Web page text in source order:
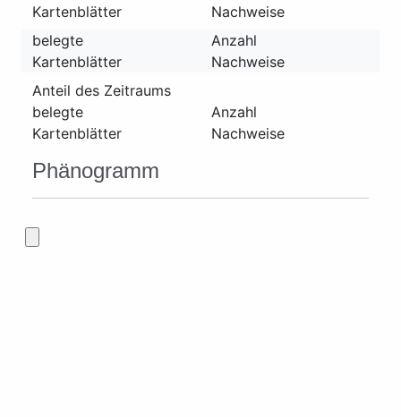
Kartenblätter
Nachweise
belegte
Kartenblätter
Anzahl
Nachweise
Anteil des Zeitraums
belegte
Kartenblätter
Anzahl
Nachweise
Phänogramm